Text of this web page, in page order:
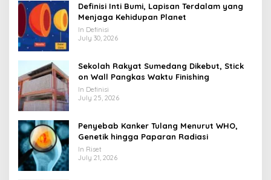
Definisi Inti Bumi, Lapisan Terdalam yang
Menjaga Kehidupan Planet
In Definisi
July 30, 2026
Sekolah Rakyat Sumedang Dikebut, Stick
on Wall Pangkas Waktu Finishing
In Definisi
July 25, 2026
Penyebab Kanker Tulang Menurut WHO,
Genetik hingga Paparan Radiasi
In Riset
July 21, 2026